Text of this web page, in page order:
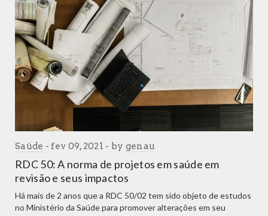
Saúde fev 09, 2021 by genau
RDC 50: A norma de projetos em saúde em
revisão e seus impactos
Há mais de 2 anos que a RDC 50/02 tem sido objeto de estudos
no Ministério da Saúde para promover alterações em seu